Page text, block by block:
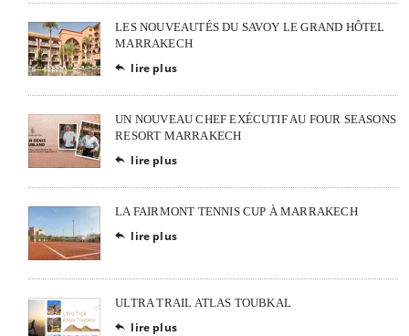
LES NOUVEAUTÉS DU SAVOY LE GRAND HÔTEL
MARRAKECH
 lire plus
UN NOUVEAU CHEF EXÉCUTIF AU FOUR SEASONS
RESORT MARRAKECH
 lire plus
LA FAIRMONT TENNIS CUP À MARRAKECH
 lire plus
ULTRA TRAIL ATLAS TOUBKAL
 lire plus